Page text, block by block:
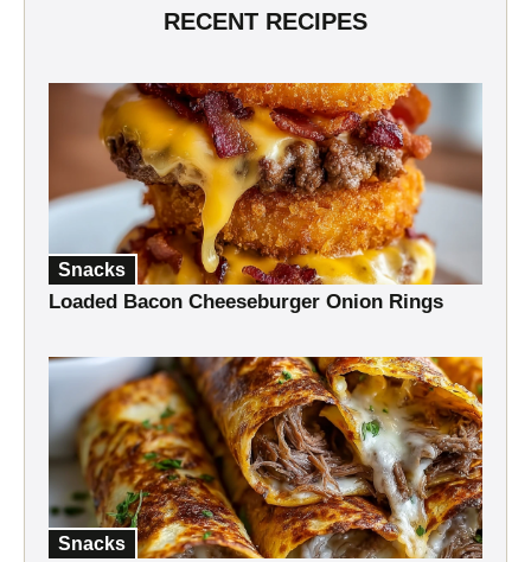
RECENT RECIPES
Snacks
Loaded Bacon Cheeseburger Onion Rings
Snacks